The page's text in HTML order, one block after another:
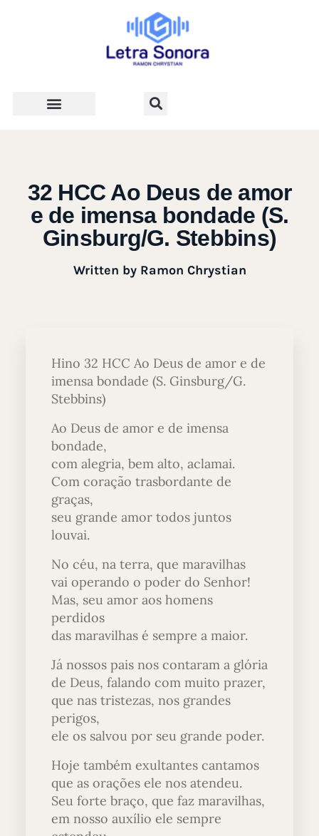
32 HCC Ao Deus de amor
e de imensa bondade (S.
Ginsburg/G. Stebbins)
Written byRamon Chrystian
Hino 32 HCC Ao Deus de amor e de
imensa bondade (S. Ginsburg/G.
Stebbins)
Ao Deus de amor e de imensa
bondade,
com alegria, bem alto, aclamai.
Com coração trasbordante de
graças,
seu grande amor todos juntos
louvai.
No céu, na terra, que maravilhas
vai operando o poder do Senhor!
Mas, seu amor aos homens
perdidos
das maravilhas é sempre a maior.
Já nossos pais nos contaram a glória
de Deus, falando com muito prazer,
que nas tristezas, nos grandes
perigos,
ele os salvou por seu grande poder.
Hoje também exultantes cantamos
que as orações ele nos atendeu.
Seu forte braço, que faz maravilhas,
em nosso auxílio ele sempre